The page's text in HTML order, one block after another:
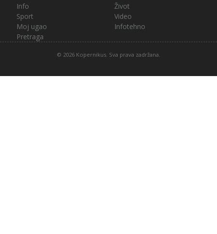
Info
Život
Sport
Video
Moj ugao
Infotehno
Pretraga
© 2026 Kopernikus. Sva prava zadržana.